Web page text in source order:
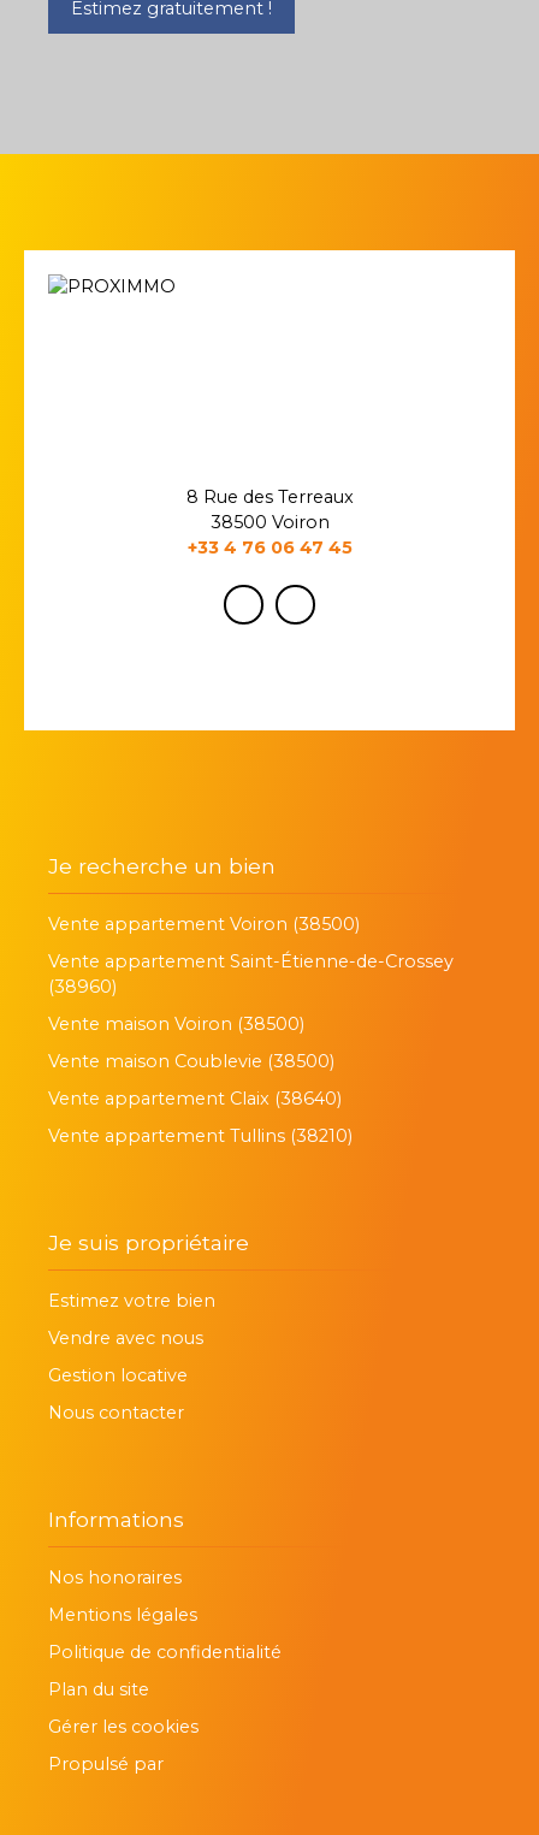
Estimez gratuitement !
8 Rue des Terreaux
38500 Voiron
+33 4 76 06 47 45
Je recherche un bien
Vente appartement Voiron (38500)
Vente appartement Saint-Étienne-de-Crossey
(38960)
Vente maison Voiron (38500)
Vente maison Coublevie (38500)
Vente appartement Claix (38640)
Vente appartement Tullins (38210)
Je suis propriétaire
Estimez votre bien
Vendre avec nous
Gestion locative
Nous contacter
Informations
Nos honoraires
Mentions légales
Politique de confidentialité
Plan du site
Gérer les cookies
Propulsé par